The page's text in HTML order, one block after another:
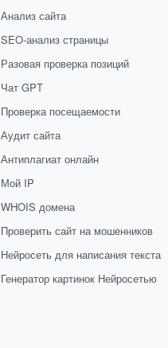
Анализ сайта
SEO-анализ страницы
Разовая проверка позиций
Чат GPT
Проверка посещаемости
Аудит сайта
Антиплагиат онлайн
Мой IP
WHOIS домена
Проверить сайт на мошенников
Нейросеть для написания текста
Генератор картинок Нейросетью